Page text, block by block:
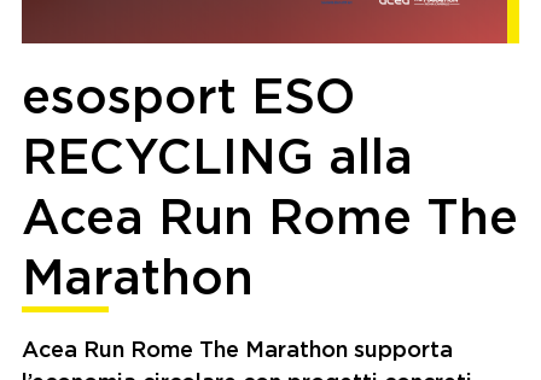
esosport ESO
RECYCLING alla
Acea Run Rome The
Marathon
Acea Run Rome The Marathon supporta